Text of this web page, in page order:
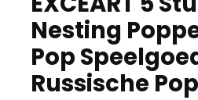
Nesting
Pop
Russische